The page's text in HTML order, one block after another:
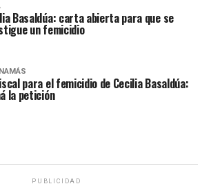
Basaldúa: carta abierta para que se
un femicidio
para el femicidio de Cecilia Basaldúa:
la petición
PUBLICIDAD